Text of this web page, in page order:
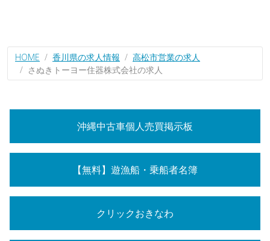
HOME 香川県の求人情報
高松市営業の求人
さぬきトーヨー住器株式会社の求人
沖縄中古車個人売買掲示板
【無料】遊漁船・乗船者名簿
クリックおきなわ